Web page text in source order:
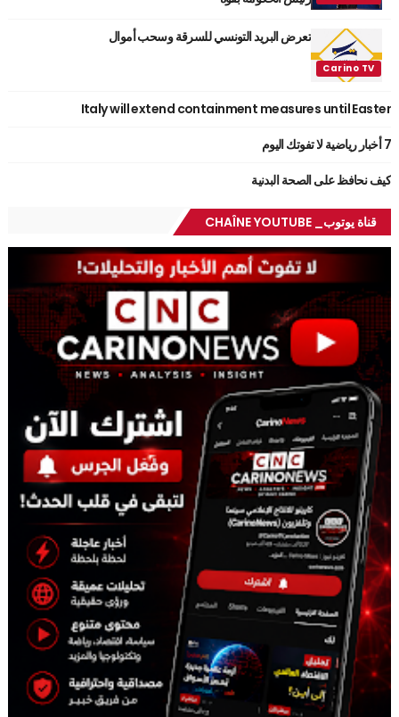
تعرض البريد التونسي للسرقة وسحب أموال
Italy will extend containment measures until Easter
7 أخبار رياضية لا تفوتك اليوم
كيف نحافظ على الصحة البدنية
قناة يوتوب_ CHAÎNE YOUTUBE